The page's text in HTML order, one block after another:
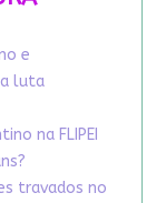
e
luta
na FLIPEI
travados no